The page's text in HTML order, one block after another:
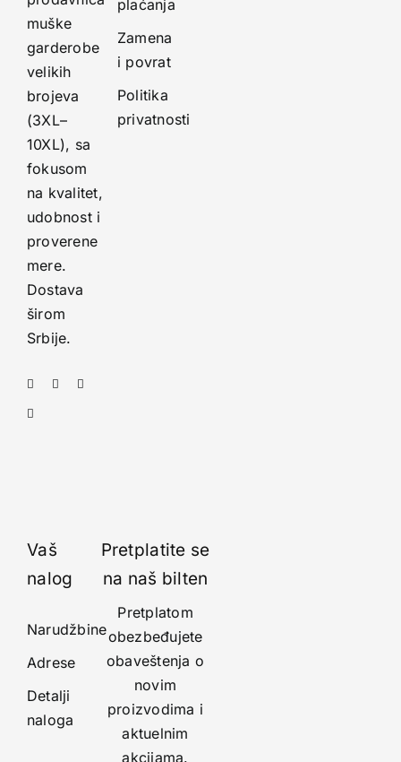
muške
garderobe
velikih
brojeva
(3XL–
10XL), sa
fokusom
na kvalitet,
udobnost i
proverene
mere.
Dostava
širom
Srbije.
plaćanja
Zamena
i povrat
Politika
privatnosti
Vaš
nalog
Narudžbine
Adrese
Detalji
naloga
Pretplatite se
na naš bilten
Pretplatom
obezbeđujete
obaveštenja o
novim
proizvodima i
aktuelnim
akcijama.